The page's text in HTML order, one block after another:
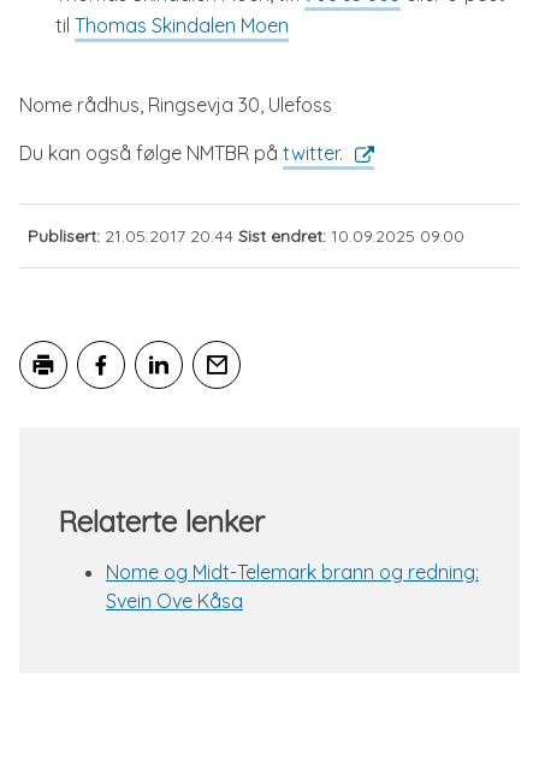
til Thomas Skindalen Moen
Nome rådhus, Ringsevja 30, Ulefoss
Du kan også følge NMTBR på twitter.
Publisert 21.05.2017 20.44 Sist endret 10.09.2025 09.00
Relaterte lenker
Nome og Midt-Telemark brann og redning:
Svein Ove Kåsa